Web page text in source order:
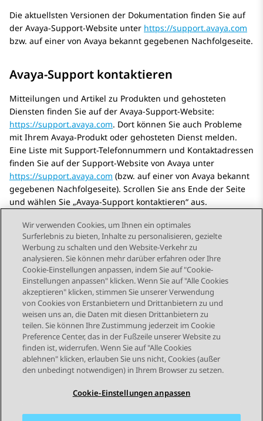
Die aktuellsten Versionen der Dokumentation finden Sie auf
der Avaya-Support-Website unter https://support.avaya.com
bzw. auf einer von Avaya bekannt gegebenen Nachfolgeseite.
Avaya-Support kontaktieren
Mitteilungen und Artikel zu Produkten und gehosteten
Diensten finden Sie auf der Avaya-Support-Website:
https://support.avaya.com. Dort können Sie auch Probleme
mit Ihrem Avaya-Produkt oder gehosteten Dienst melden.
Eine Liste mit Support-Telefonnummern und Kontaktadressen
finden Sie auf der Support-Website von Avaya unter
https://support.avaya.com (bzw. auf einer von Avaya bekannt
gegebenen Nachfolgeseite). Scrollen Sie ans Ende der Seite
und wählen Sie „Avaya-Support kontaktieren“ aus.
Send Feedback
Themennavigation Nächstes Thema
STAY CONNECTED
Wir verwenden Cookies, um Ihnen ein optimales
Surferlebnis zu bieten, Inhalte zu personalisieren, gezielte
Werbung zu schalten und den Website-Verkehr zu
analysieren. Sie können mehr darüber erfahren oder Ihre
Cookie-Einstellungen anpassen, indem Sie auf "Cookie-
Einstellungen anpassen" klicken. Wenn Sie auf "Alle Cookies
akzeptieren" klicken, stimmen Sie unserer Verwendung
von Cookies von Erstanbietern und Drittanbietern zu und
weisen uns an, die Daten mit diesen Drittanbietern zu
teilen. Sie können Ihre Zustimmung jederzeit im Cookie
Preference Center, das in der Fußzeile unserer Website zu
finden ist, widerrufen. Wenn Sie auf "Alle Cookies
ablehnen" klicken, erlauben Sie uns nicht, Cookies (außer
den unbedingt notwendigen) in Ihrem Browser zu setzen.
Cookie-Einstellungen anpassen